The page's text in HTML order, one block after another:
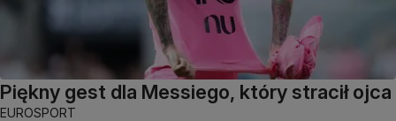
Piękny gest dla Messiego, który stracił ojca
EUROSPORT